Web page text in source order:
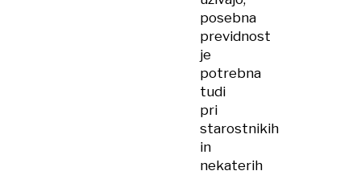
posebna
previdnost
je
potrebna
tudi
pri
starostnikih
in
nekaterih